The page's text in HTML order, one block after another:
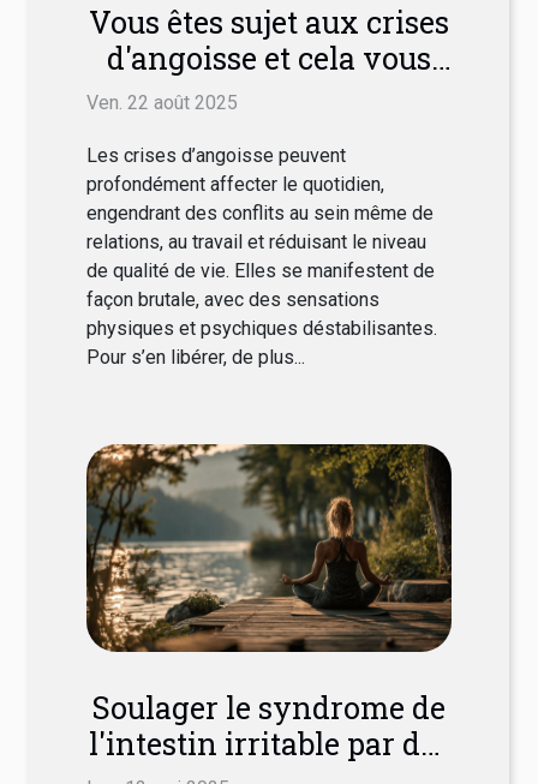
Vous êtes sujet aux crises
d'angoisse et cela vous
pèse ? Essayez l'hypnose
Ven. 22 août 2025
Les crises d’angoisse peuvent
profondément affecter le quotidien,
engendrant des conflits au sein même de
relations, au travail et réduisant le niveau
de qualité de vie. Elles se manifestent de
façon brutale, avec des sensations
physiques et psychiques déstabilisantes.
Pour s’en libérer, de plus...
Soulager le syndrome de
l'intestin irritable par des